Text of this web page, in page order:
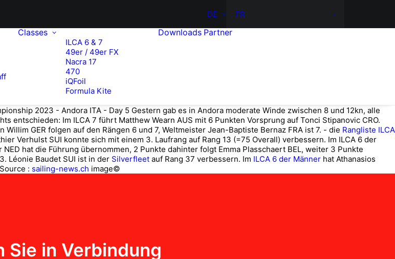
DE FR
Classes
ILCA 6 & 7
49er / 49er FX
Nacra 17
470
iQFoil
Formula Kite
Downloads Partner
Gestern gab es in Andora moderate Winde zwischen 8 und 12kn, alle
entschieden: Im ILCA 7 führt Matthew Wearn AUS mit 6 Punkten Vorsprung auf Tonci Stipanovic CRO.
GER folgen auf den Rängen 6 und 7, Weltmeister Jean-Baptiste Bernaz FRA ist 7. - die Rangliste ILCA
Verhulst SUI konnte sich mit einem 3. Laufrang auf Rang 13 (=75 Overall) verbessern. Im ILCA 6 der
hat die Führung übernommen, 2 Punkte dahinter folgt Emma Plasschaert BEL, weiter 3 Punkte
Léonie Baudet SUI ist in der Silverfleet auf Rang 37 verbessern. Im ILCA 6 der Männer hat Athanasios
Source : sailing-news.ch image©
Sie in Verbindung